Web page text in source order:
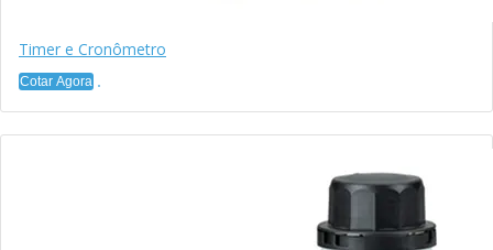
Timer e Cronômetro
Cotar Agora